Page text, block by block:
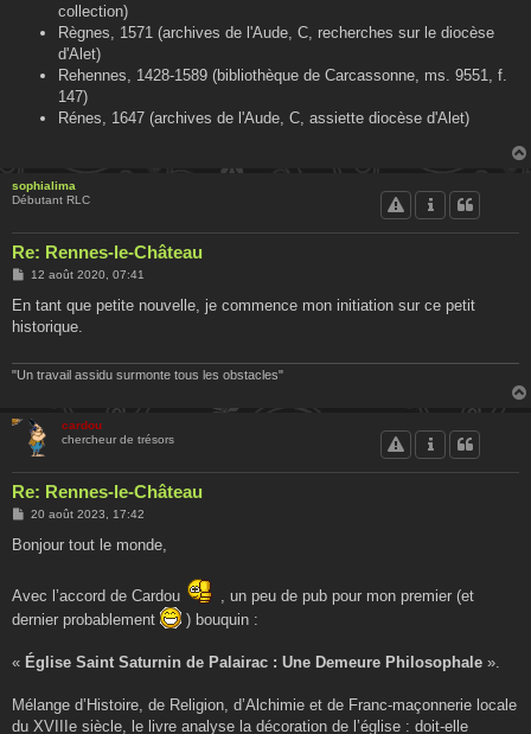
collection)
Règnes, 1571 (archives de l'Aude, C, recherches sur le diocèse
d'Alet)
Rehennes, 1428-1589 (bibliothèque de Carcassonne, ms. 9551, f.
147)
Rénes, 1647 (archives de l'Aude, C, assiette diocèse d'Alet)
sophialima
Débutant RLC
Re: Rennes-le-Château
M
s
a
12 août 2020, 07:41
En tant que petite nouvelle, je commence mon initiation sur ce petit
historique.
"Un travail assidu surmonte tous les obstacles"
cardou
chercheur de trésors
Re: Rennes-le-Château
M
s
e
20 août 2023, 17:42
Bonjour tout le monde,
Avec l’accord de Cardou
, un peu de pub pour mon premier (et
dernier probablement
) bouquin :
« Église Saint Saturnin de Palairac : Une Demeure Philosophale ».
Mélange d’Histoire, de Religion, d’Alchimie et de Franc-maçonnerie locale
du XVIIIe siècle, le livre analyse la décoration de l’église : doit-elle